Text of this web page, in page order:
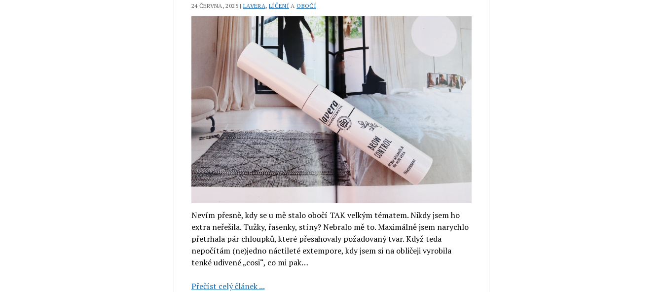
sérum
na
obočí
Pristine
a
tužka
na
oči
Bronze
(3
24 ČERVNA, 2025 |LAVERA, LÍČENÍ AOBOČÍ
Nevím přesně, kdy se u mě stalo obočí TAK velkým tématem. Nikdy jsem ho
extra neřešila. Tužky, řasenky, stíny? Nebralo mě to. Maximálně jsem narychlo
přetrhala pár chloupků, které přesahovaly požadovaný tvar. Když teda
nepočítám (ne)jedno náctileté extempore, kdy jsem si na obličeji vyrobila
tenké udivené „cosi“, co mi pak…
Přečíst celý článek ...Lavera: